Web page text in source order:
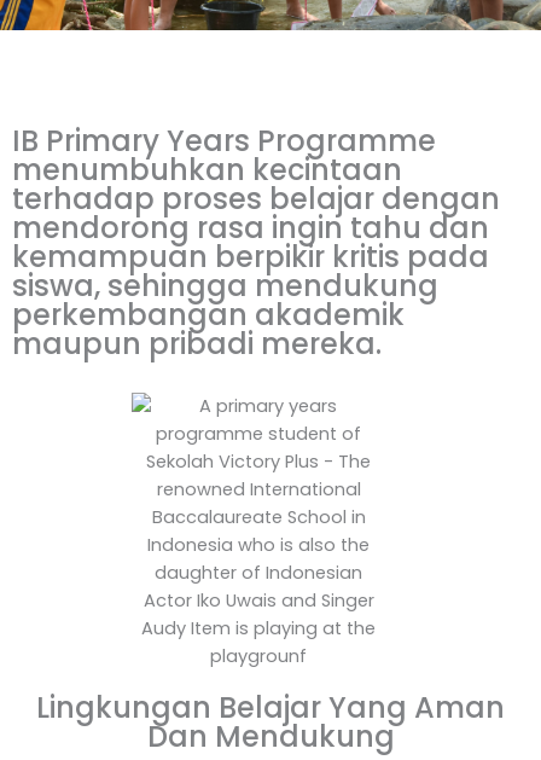
IB Primary Years Programme
menumbuhkan kecintaan
terhadap proses belajar dengan
mendorong rasa ingin tahu dan
kemampuan berpikir kritis pada
siswa, sehingga mendukung
perkembangan akademik
maupun pribadi mereka.
Lingkungan Belajar Yang Aman
Dan Mendukung